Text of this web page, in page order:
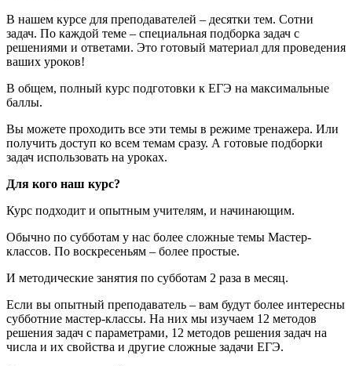
В нашем курсе для преподавателей – десятки тем. Сотни
задач. По каждой теме – специальная подборка задач с
решениями и ответами. Это готовый материал для проведения
ваших уроков!
В общем, полный курс подготовки к ЕГЭ на максимальные
баллы.
Вы можете проходить все эти темы в режиме тренажера. Или
получить доступ ко всем темам сразу. А готовые подборки
задач использовать на уроках.
Для кого наш курс?
Курс подходит и опытным учителям, и начинающим.
Обычно по субботам у нас более сложные темы Мастер-
классов. По воскресеньям – более простые.
И методические занятия по субботам 2 раза в месяц.
Если вы опытный преподаватель – вам будут более интересны
субботние мастер-классы. На них мы изучаем 12 методов
решения задач с параметрами, 12 методов решения задач на
числа и их свойства и другие сложные задачи ЕГЭ.